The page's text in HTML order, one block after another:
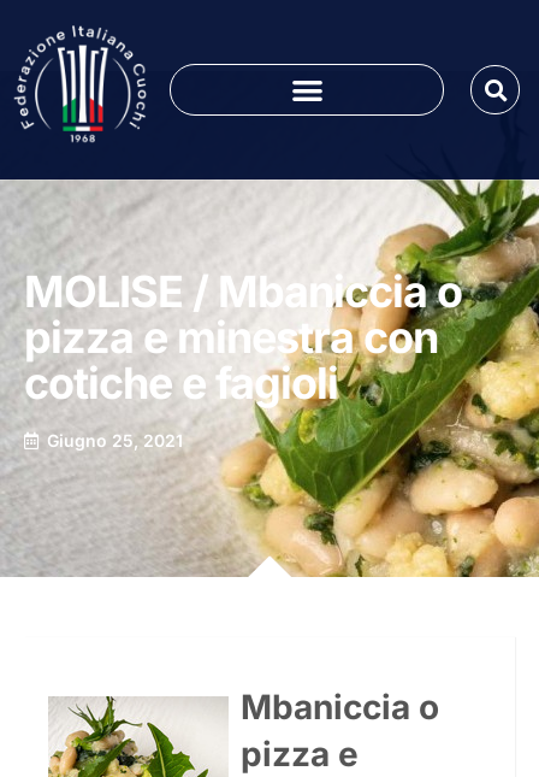
MOLISE / Mbaniccia o
pizza e minestra con
cotiche e fagioli
Giugno 25, 2021
Mbaniccia o
pizza e